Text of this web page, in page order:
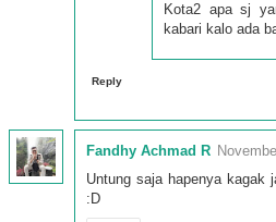
Kota2 apa sj
kabari kalo ada
Reply
Fandhy Achmad R
Untung saja hapenya kagak
:D